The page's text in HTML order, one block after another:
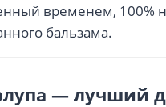
временем, 100%
бальзама.
— лучший